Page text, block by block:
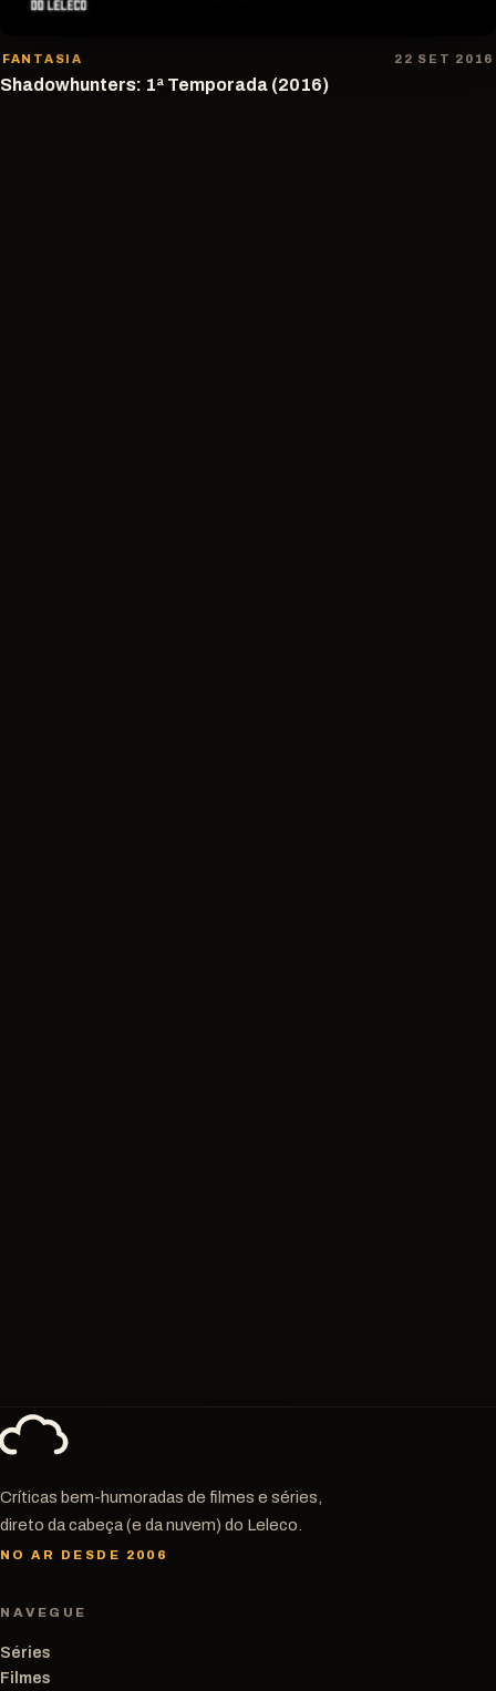
FANTASIA 22 SET 2016
Shadowhunters: 1ª Temporada (2016)
Críticas bem-humoradas de filmes e séries,
direto da cabeça (e da nuvem) do Leleco.
NO AR DESDE 2006
NAVEGUE
Séries
Filmes